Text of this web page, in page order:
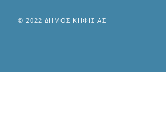
© 2022 ΔΗΜΟΣ ΚΗΦΙΣΙΑΣ